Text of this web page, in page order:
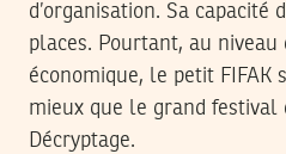
d’organisation. Sa capacité
places. Pourtant, au niveau
économique, le petit FIFAK
mieux que le grand festival
Décryptage.